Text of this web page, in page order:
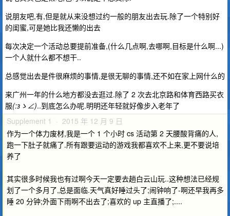
说朋友吧,有,但是就从来没想过约一般的朋友出去玩.除了一个特别好
的闺蜜,可是她比我还懒的出去
每次决定一个活动总要提前准备,(什么几点啊,去哪啊,目标是什么啊...)
一个人就什么都不想干..
总感觉出去是件很麻烦的事情,是很无聊的事情,还不如在家上网什么的
来广州一年的什么地方都没去逛过.除了 2 次去北京路和体育西路买衣
服(:зゝ∠)..到底怎么办呢.明明还年轻就好像步入老年了
Supplement 1 · 2015 年 12 月 9 日
作为一个体力废材,我是一个 1 个小时 cs 活动第 2 天腰酸背痛的人,
跑一下肚子就痛了.所有跟要运动的游戏我都喜欢不上来,更不要说培
养了
其实很多时候我也有过啊今天一定要去趟白云山玩..这种想法已经规
划了一个多月了,总是面临.天气真好睡过头了;闹钟响了-啊还早我再多
睡 20 分钟;外面下雨啊不出去了;喜欢的 up 主直播了;....